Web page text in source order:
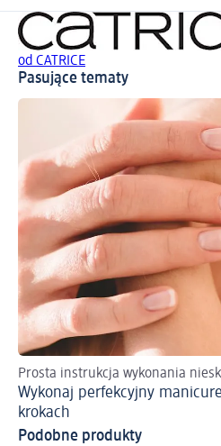
od CATRICE
Pasujące tematy
Prosta instrukcja wykonania
Wykonaj perfekcyjny
krokach
Podobne produkty